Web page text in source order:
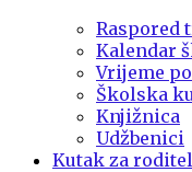
Raspored
Kalendar
Vrijeme
Školska
Knjižnica
Udžbenici
Kutak za